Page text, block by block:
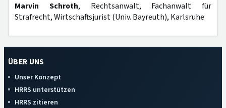
Marvin Schroth, Rechtsanwalt, Fachanwalt für
Strafrecht, Wirtschaftsjurist (Univ. Bayreuth), Karlsruhe
ÜBER UNS
Unser Konzept
HRRS unterstützen
HRRS zitieren